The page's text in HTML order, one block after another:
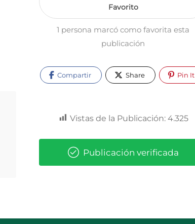
Favorito
1 persona marcó como favorita esta
publicación
Compartir Share Pin It
Vistas de la Publicación: 4.325
Publicación verificada